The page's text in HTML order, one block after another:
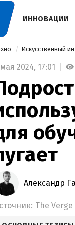
ИННОВАЦИИ
Искусственный
2024, 17:01
Александр
The Verge